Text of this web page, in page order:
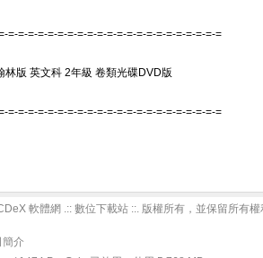
=-=-=-=-=-=-=-=-=-=-=-=-=-=-=-=-=-=-=-=-=-=
林版 英文科 2年級 卷類光碟DVD版
=-=-=-=-=-=-=-=-=-=-=-=-=-=-=-=-=-=-=-=-=-=
軟體網 .:: 數位下載站 ::. 版權所有，並保留所有權
簡介